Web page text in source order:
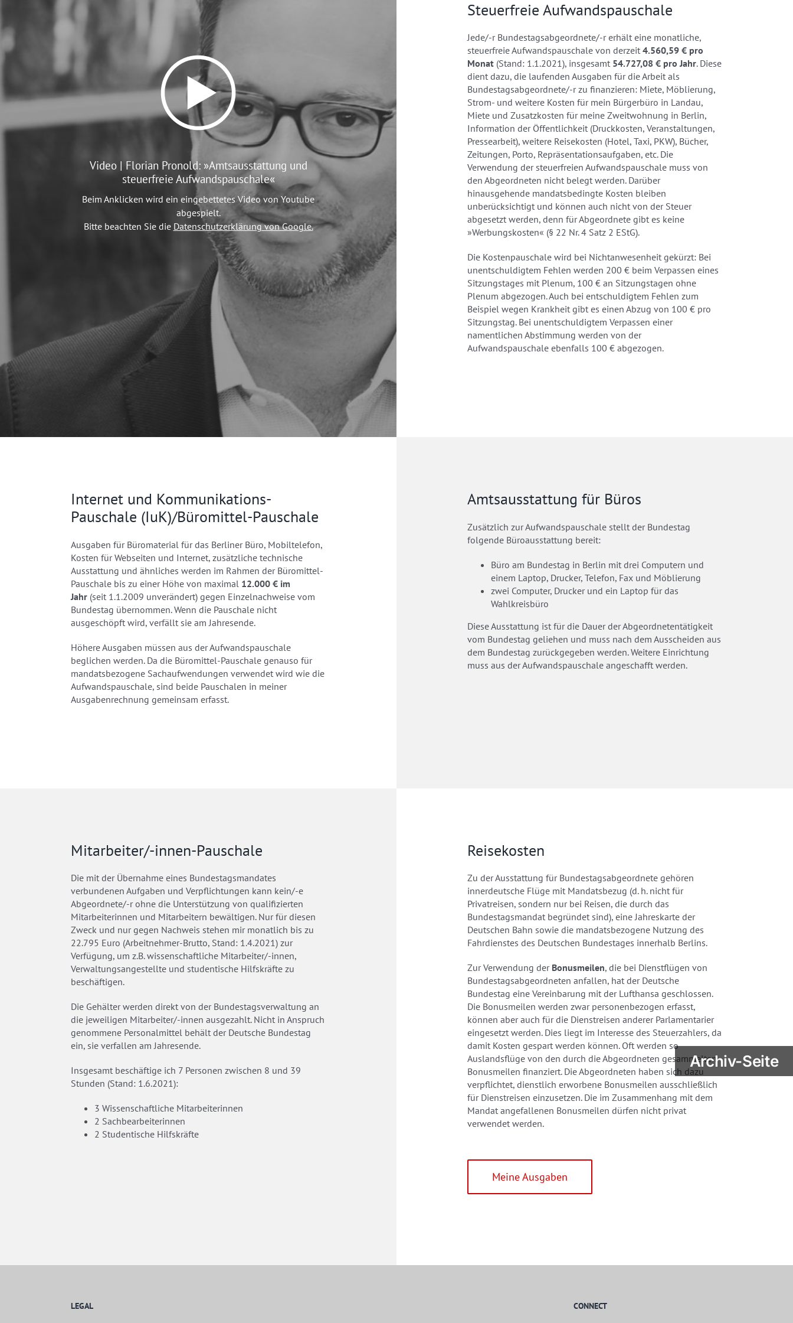
Video | Florian Pronold: »Amtsausstattung und
steuerfreie Aufwandspauschale«
Beim Anklicken wird ein eingebettetes Video von Youtube
abgespielt.
Bitte beachten Sie die Datenschutzerklärung von Google.
Steuerfreie Aufwandspauschale
Jede/-r Bundestagsabgeordnete/-r erhält eine monatliche,
steuerfreie Aufwandspauschale von derzeit 4.560,59 € pro
Monat (Stand: 1.1.2021), insgesamt 54.727,08 € pro Jahr. Diese
dient dazu, die laufenden Ausgaben für die Arbeit als
Bundestagsabgeordnete/-r zu finanzieren: Miete, Möblierung,
Strom- und weitere Kosten für mein Bürgerbüro in Landau,
Miete und Zusatzkosten für meine Zweitwohnung in Berlin,
Information der Öffentlichkeit (Druckkosten, Veranstaltungen,
Pressearbeit), weitere Reisekosten (Hotel, Taxi, PKW), Bücher,
Zeitungen, Porto, Repräsentationsaufgaben, etc. Die
Verwendung der steuerfreien Aufwandspauschale muss von
den Abgeordneten nicht belegt werden. Darüber
hinausgehende mandatsbedingte Kosten bleiben
unberücksichtigt und können auch nicht von der Steuer
abgesetzt werden, denn für Abgeordnete gibt es keine
»Werbungskosten« (§ 22 Nr. 4 Satz 2 EStG).
Die Kostenpauschale wird bei Nichtanwesenheit gekürzt: Bei
unentschuldigtem Fehlen werden 200 € beim Verpassen eines
Sitzungstages mit Plenum, 100 € an Sitzungstagen ohne
Plenum abgezogen. Auch bei entschuldigtem Fehlen zum
Beispiel wegen Krankheit gibt es einen Abzug von 100 € pro
Sitzungstag. Bei unentschuldigtem Verpassen einer
namentlichen Abstimmung werden von der
Aufwandspauschale ebenfalls 100 € abgezogen.
Internet und Kommunikations-
Pauschale (IuK)‌/‌Büromittel-Pauschale
Ausgaben für Büromaterial für das Berliner Büro, Mobiltelefon,
Kosten für Webseiten und Internet, zusätzliche technische
Ausstattung und ähnliches werden im Rahmen der Büromittel-
Pauschale bis zu einer Höhe von maximal 12.000 € im
Jahr (seit 1.1.2009 unverändert) gegen Einzelnachweise vom
Bundestag übernommen. Wenn die Pauschale nicht
ausgeschöpft wird, verfällt sie am Jahresende.
Höhere Ausgaben müssen aus der Aufwandspauschale
beglichen werden. Da die Büromittel-Pauschale genauso für
mandatsbezogene Sachaufwendungen verwendet wird wie die
Aufwandspauschale, sind beide Pauschalen in meiner
Ausgabenrechnung gemeinsam erfasst.
Amtsausstattung für Büros
Zusätzlich zur Aufwandspauschale stellt der Bundestag
folgende Büroausstattung bereit:
Büro am Bundestag in Berlin mit drei Computern und
einem Laptop, Drucker, Telefon, Fax und Möblierung
zwei Computer, Drucker und ein Laptop für das
Wahlkreisbüro
Diese Ausstattung ist für die Dauer der Abgeordnetentätigkeit
vom Bundestag geliehen und muss nach dem Ausscheiden aus
dem Bundestag zurückgegeben werden. Weitere Einrichtung
muss aus der Aufwandspauschale angeschafft werden.
Mitarbeiter/-innen-Pauschale
Die mit der Übernahme eines Bundestagsmandates
verbundenen Aufgaben und Verpflichtungen kann kein/-e
Abgeordnete/-r ohne die Unterstützung von qualifizierten
Mitarbeiterinnen und Mitarbeitern bewältigen. Nur für diesen
Zweck und nur gegen Nachweis stehen mir monatlich bis zu
22.795 Euro (Arbeitnehmer-Brutto, Stand: 1.4.2021) zur
Verfügung, um z.B. wissenschaftliche Mitarbeiter/-innen,
Verwaltungsangestellte und studentische Hilfskräfte zu
beschäftigen.
Die Gehälter werden direkt von der Bundestagsverwaltung an
die jeweiligen Mitarbeiter/-innen ausgezahlt. Nicht in Anspruch
genommene Personalmittel behält der Deutsche Bundestag
ein, sie verfallen am Jahresende.
Insgesamt beschäftige ich 7 Personen zwischen 8 und 39
Stunden (Stand: 1.6.2021):
3 Wissenschaftliche Mitarbeiterinnen
2 Sachbearbeiterinnen
2 Studentische Hilfskräfte
Reisekosten
Zu der Ausstattung für Bundestagsabgeordnete gehören
innerdeutsche Flüge mit Mandatsbezug (d. h. nicht für
Privatreisen, sondern nur bei Reisen, die durch das
Bundestagsmandat begründet sind), eine Jahreskarte der
Deutschen Bahn sowie die mandatsbezogene Nutzung des
Fahrdienstes des Deutschen Bundestages innerhalb Berlins.
Zur Verwendung der Bonusmeilen, die bei Dienstflügen von
Bundestagsabgeordneten anfallen, hat der Deutsche
Bundestag eine Vereinbarung mit der Lufthansa geschlossen.
Die Bonusmeilen werden zwar personenbezogen erfasst,
können aber auch für die Dienstreisen anderer Parlamentarier
eingesetzt werden. Dies liegt im Interesse des Steuerzahlers, da
damit Kosten gespart werden können. Oft werden so
Auslandsflüge von den durch die Abgeordneten gesammelten
Bonusmeilen finanziert. Die Abgeordneten haben sich dazu
verpflichtet, dienstlich erworbene Bonusmeilen ausschließlich
für Dienstreisen einzusetzen. Die im Zusammenhang mit dem
Mandat angefallenen Bonusmeilen dürfen nicht privat
verwendet werden.
Meine Ausgaben
LEGAL CONNECT
Archiv-Seite